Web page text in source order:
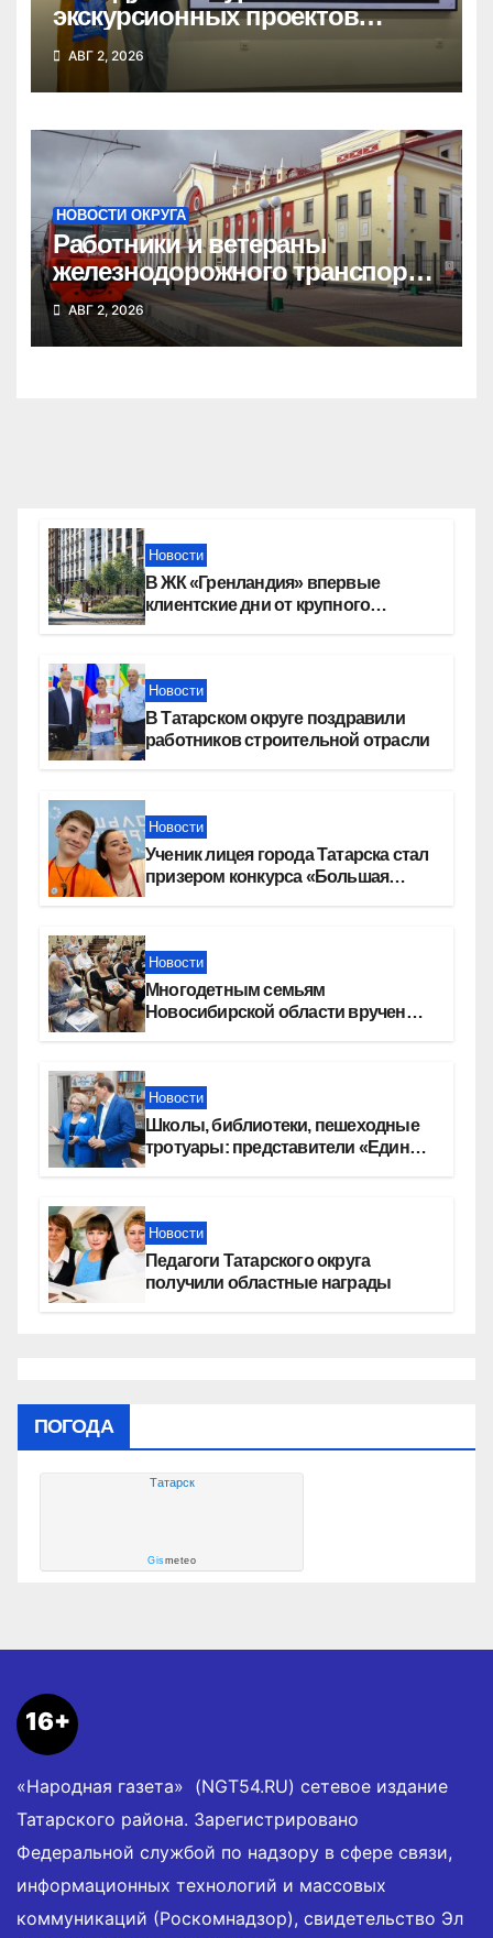
экскурсионных проектов
одержала школьница из
Татарска
АВГ 2, 2026
НОВОСТИ ОКРУГА
Работники и ветераны
железнодорожного транспорта
Татарского округа принимают
поздравления
АВГ 2, 2026
Новости
В ЖК «Гренландия» впервые
клиентские дни от крупного
Новости
В Татарском округе поздравили
работников строительной отрасли
Новости
Ученик лицея города Татарска стал
призером конкурса «Большая
Новости
Многодетным семьям
Новосибирской области вручены
Новости
Школы, библиотеки, пешеходные
тротуары: представители «Единой
Новости
Педагоги Татарского округа
получили областные награды
ПОГОДА
Татарск
Gismeteo
16+
«Народная газета» (NGT54.RU) сетевое издание
Татарского района. Зарегистрировано
Федеральной службой по надзору в сфере связи,
информационных технологий и массовых
коммуникаций (Роскомнадзор), свидетельство Эл